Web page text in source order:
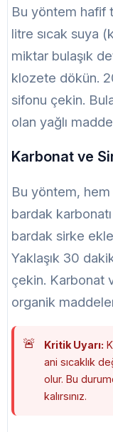
Bu yöntem hafif
litre sıcak suya
miktar bulaşık
klozete dökün.
sifonu çekin.
olan yağlı
Karbonat ve
Bu yöntem,
bardak
bardak sirke
Yaklaşık 30
çekin. Karbonat
organik
Kritik Uyarı:
ani sıcaklık
olur. Bu
kalırsınız.